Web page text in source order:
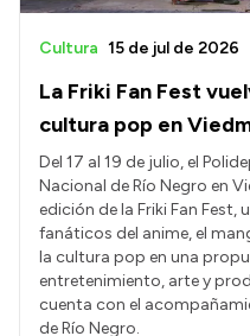
La Friki Fan Fest
cultura pop en
Cultura 15 de jul de 2026
Del 17 al 19 de julio, el
Nacional de Río Negro en
edición de la Friki Fan Fest,
fanáticos del anime, el
la cultura pop en una
entretenimiento, arte y
cuenta con el
de Río Negro.